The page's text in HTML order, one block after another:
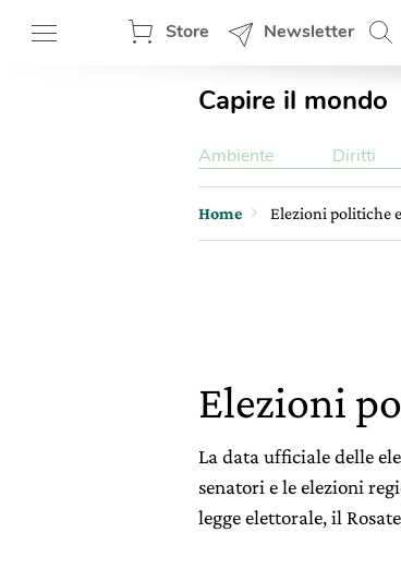
Store Newsletter
Capire il mondo
Ambiente Diritti
Home Elezioni politiche
Elezioni
La data ufficiale delle
senatori e le elezioni
legge elettorale, il